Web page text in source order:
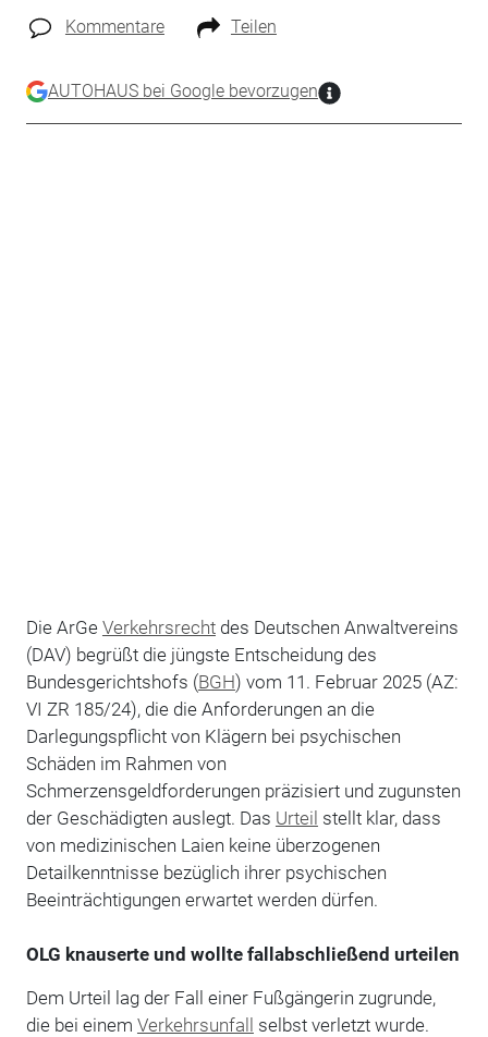
Kommentare Teilen
AUTOHAUS bei Google bevorzugen
Die ArGe Verkehrsrechtdes Deutschen Anwaltvereins
(DAV) begrüßt die jüngste Entscheidung des
Bundesgerichtshofs (BGH) vom 11. Februar 2025 (AZ:
VI ZR 185/24), die die Anforderungen an die
Darlegungspflicht von Klägern bei psychischen
Schäden im Rahmen von
Schmerzensgeldforderungen präzisiert und zugunsten
der Geschädigten auslegt. Das Urteil stellt klar, dass
von medizinischen Laien keine überzogenen
Detailkenntnisse bezüglich ihrer psychischen
Beeinträchtigungen erwartet werden dürfen.
OLG knauserte und wollte fallabschließend urteilen
Dem Urteil lag der Fall einer Fußgängerin zugrunde,
die bei einem Verkehrsunfall selbst verletzt wurde.